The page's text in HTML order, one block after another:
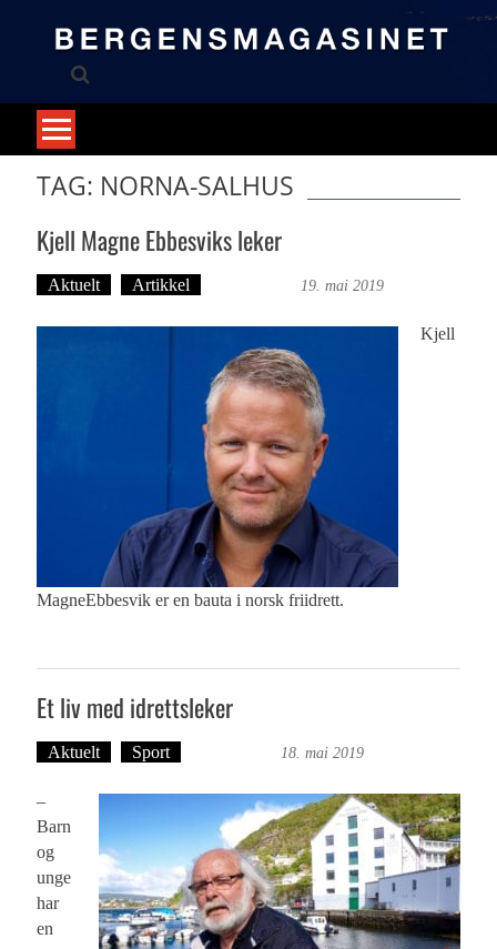
TAG: NORNA-SALHUS
Kjell Magne Ebbesviks leker
Aktuelt Artikkel 19. mai 2019
Kjell
MagneEbbesvik er en bauta i norsk friidrett.
Et liv med idrettsleker
Aktuelt Sport 18. mai 2019
–
Barn
og
unge
har
en